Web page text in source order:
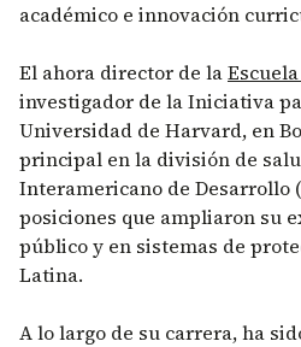
académico e innovación
El ahora director de la
investigador de la Iniciativa
Universidad de Harvard, en
principal en la división de
Interamericano de Desarrollo
posiciones que ampliaron su
público y en sistemas de
Latina.
A lo largo de su carrera, ha